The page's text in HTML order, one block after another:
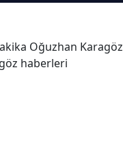
Oğuzhan Karagöz
haberleri